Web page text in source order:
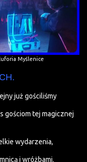
Myślenice
już gościliśmy
gościom tej magicznej
wydarzenia,
i wróżbami.